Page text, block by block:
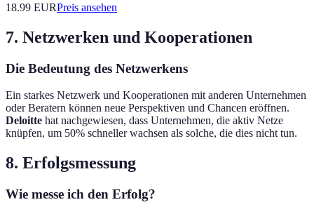
18.99 EURPreis ansehen
7. Netzwerken und Kooperationen
Die Bedeutung des Netzwerkens
Ein starkes Netzwerk und Kooperationen mit anderen Unternehmen
oder Beratern können neue Perspektiven und Chancen eröffnen.
Deloitte hat nachgewiesen, dass Unternehmen, die aktiv Netze
knüpfen, um 50% schneller wachsen als solche, die dies nicht tun.
8. Erfolgsmessung
Wie messe ich den Erfolg?